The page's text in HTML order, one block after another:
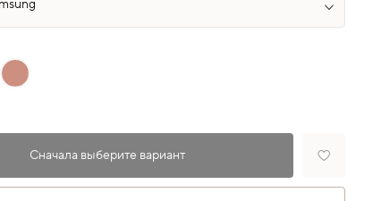
Сначала выберите вариант